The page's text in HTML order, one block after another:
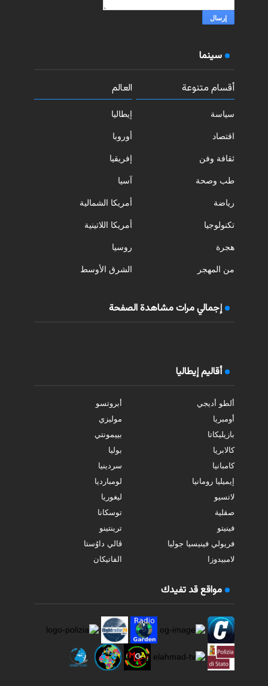
سينما
أقسام متنوعة
سياسة
اقتصاد
ثقافة وفن
طب وصحة
رياضة
تكنولوجيا
هجرة
من المهجر
العالم
إيطاليا
أوروبا
إفريقيا
آسيا
أمريكا الشمالية
أمريكا اللاتينية
روسيا
الشرق الأوسط
إجمالي مرات مشاهدة الصفحة
أقاليم إيطاليا
ألطو أديجي
أبروتسو
أومبريا
موليزي
بازيليكاتا
بييمونتي
كالابريا
بوليا
كامبانيا
سردينيا
إيميليا رومانيا
لومبارديا
لاتسيو
ليغوريا
صقلية
توسكانا
فينيتو
ترينتينو
فريولي فينيسيا جوليا
ڤالي داوُستا
لامبيدوزا
الفاتيكان
مواقع قد تفيدك